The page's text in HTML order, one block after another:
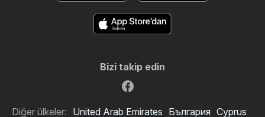
Bizi takip edin
Diğer ülkeler: United Arab Emirates България Cyprus